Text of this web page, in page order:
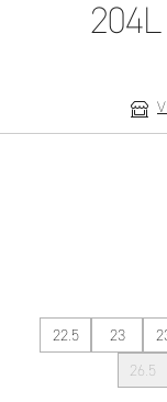
22.5 23
26.5